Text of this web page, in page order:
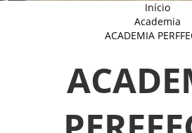
Início
Academia
ACADEMIA